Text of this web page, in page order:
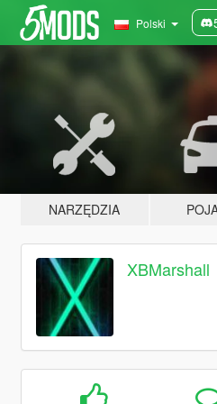
Polski
NARZĘDZIA
XBMarshall